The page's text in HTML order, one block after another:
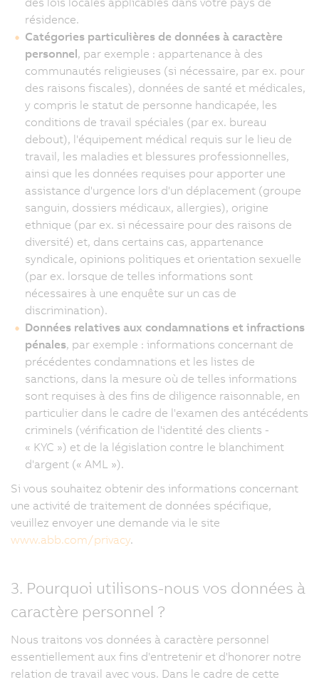
résidence.
Catégories particulières de données à caractère
personnel, par exemple : appartenance à des
communautés religieuses (si nécessaire, par ex. pour
des raisons fiscales), données de santé et médicales,
y compris le statut de personne handicapée, les
conditions de travail spéciales (par ex. bureau
debout), l'équipement médical requis sur le lieu de
travail, les maladies et blessures professionnelles,
ainsi que les données requises pour apporter une
assistance d'urgence lors d'un déplacement (groupe
sanguin, dossiers médicaux, allergies), origine
ethnique (par ex. si nécessaire pour des raisons de
diversité) et, dans certains cas, appartenance
syndicale, opinions politiques et orientation sexuelle
(par ex. lorsque de telles informations sont
nécessaires à une enquête sur un cas de
discrimination).
Données relatives aux condamnations et infractions
pénales, par exemple : informations concernant de
précédentes condamnations et les listes de
sanctions, dans la mesure où de telles informations
sont requises à des fins de diligence raisonnable, en
particulier dans le cadre de l'examen des antécédents
criminels (vérification de l'identité des clients -
« KYC ») et de la législation contre le blanchiment
d'argent (« AML »).
Si vous souhaitez obtenir des informations concernant
une activité de traitement de données spécifique,
veuillez envoyer une demande via le site
www.abb.com/privacy.
3. Pourquoi utilisons-nous vos données à
caractère personnel ?
Nous traitons vos données à caractère personnel
essentiellement aux fins d'entretenir et d'honorer notre
relation de travail avec vous. Dans le cadre de cette